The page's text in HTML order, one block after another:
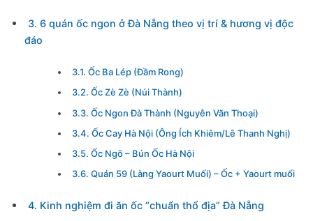
3. 6 quán ốc ngon ở Đà Nẵng theo vị trí & hương vị độc
đáo
3.1. Ốc Ba Lép (Đầm Rong)
3.2. Ốc Zè Zè (Núi Thành)
3.3. Ốc Ngon Đà Thành (Nguyễn Văn Thoại)
3.4. Ốc Cay Hà Nội (Ông Ích Khiêm/Lê Thanh Nghị)
3.5. Ốc Ngõ – Bún Ốc Hà Nội
3.6. Quán 59 (Làng Yaourt Muối) – Ốc + Yaourt muối
4. Kinh nghiệm đi ăn ốc “chuẩn thổ địa” Đà Nẵng